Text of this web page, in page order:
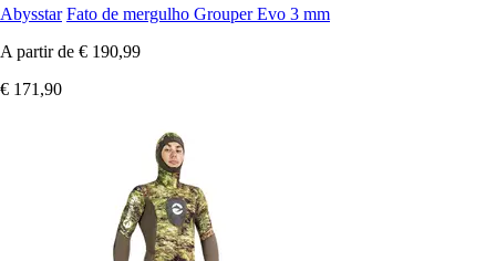
Abysstar Fato de mergulho Grouper Evo 3 mm
A partir de € 190,99
€ 171,90